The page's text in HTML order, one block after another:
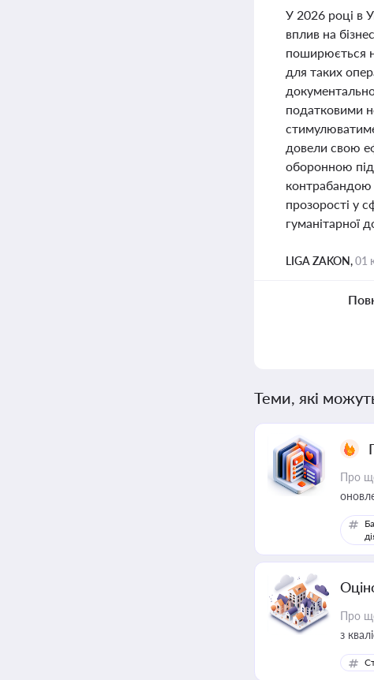
У 2026 році в
вплив на
поширюється
для таких
податковими
довели свою
оборонною
контрабандою
прозорості у
гуманітарної
LIGA ZAKON,01
Теми, які
Про
Про
з